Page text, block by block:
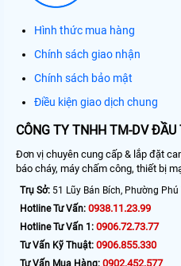
Hình thức mua hàng
Chính sách giao nhận
Chính sách bảo mật
Điều kiện giao dịch chung
CÔNG TY TNHH TM-DV
Đơn vị chuyên cung cấp & lắp đặt
báo cháy, máy chấm công, thiết bị
Trụ Sở: 51 Lũy Bán Bích, Phường
Hotline Tư Vấn: 0938.11.23.99
Hotline Tư Vấn 1: 0906.72.73.77
Tư Vấn Kỹ Thuật: 0906.855.330
0902.452.577